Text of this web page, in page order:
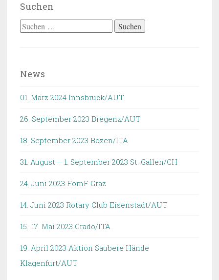
Suchen
Suchen
News
01. März 2024 Innsbruck/AUT
26. September 2023 Bregenz/AUT
18. September 2023 Bozen/ITA
31. August – 1. September 2023 St. Gallen/CH
24. Juni 2023 FomF Graz
14. Juni 2023 Rotary Club Eisenstadt/AUT
15.-17. Mai 2023 Grado/ITA
19. April 2023 Aktion Saubere Hände
Klagenfurt/AUT